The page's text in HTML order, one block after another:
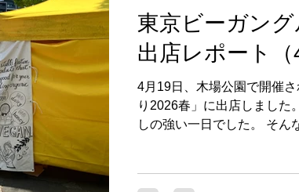
東京ビーガン
出店レポート（
4月19日、木場公園で開催
り2026春」に出店しました
しの強い一日でした。 そん